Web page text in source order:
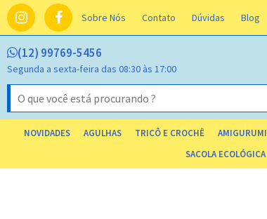
Sobre Nós Contato Dúvidas Blog
NOVIDADES AGULHAS TRICÔ E CROCHÊ AMIGURUMI
SACOLA ECOLÓGICA
(12) 99769-5456
Segunda a sexta-feira das 08:30 às 17:00